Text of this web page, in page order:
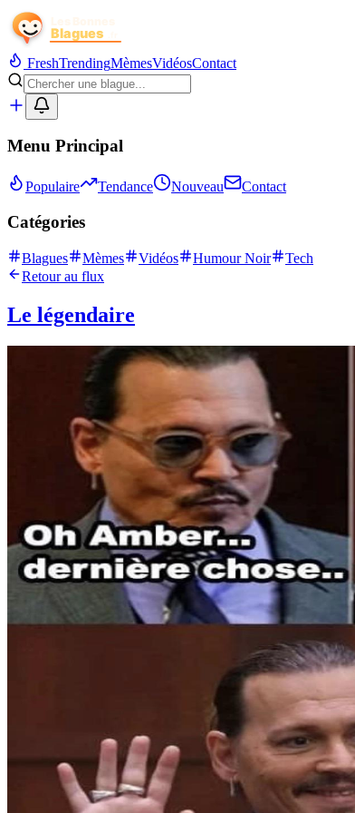
FreshTrendingMèmesVidéosContact
Menu Principal
Populaire Tendance Nouveau Contact
Catégories
Blagues Mèmes Vidéos Humour Noir
Tech
Retour au flux
Le légendaire